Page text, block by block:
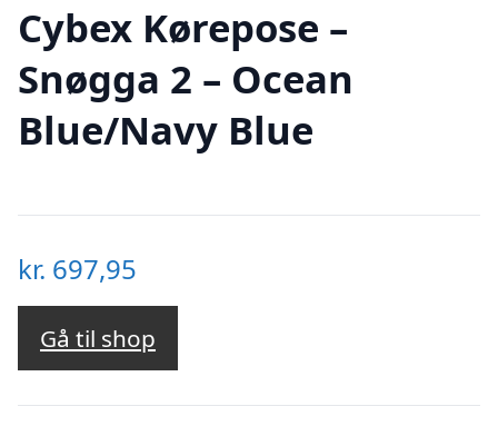
Cybex Kørepose –
Snøgga 2 – Ocean
Blue/Navy Blue
kr. 697,95
Gå til shop